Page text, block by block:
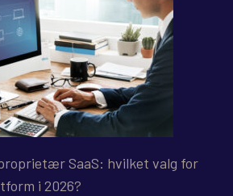
SaaS: hvilket valg for
i 2026?